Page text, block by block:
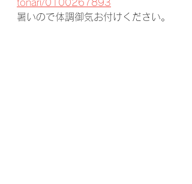
tonari/0100267893
暑いので体調御気お付けください。